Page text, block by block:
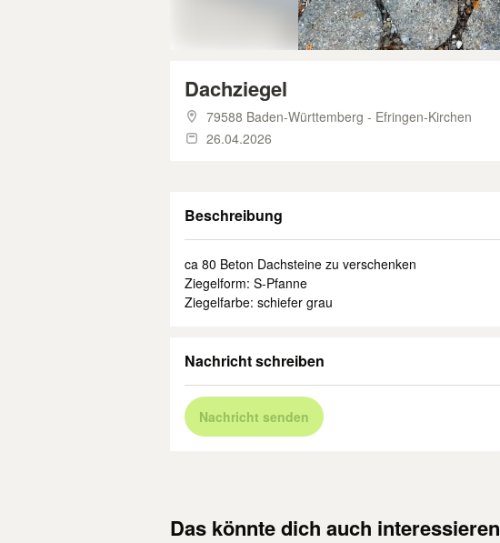
Dachziegel
79588 Baden-Württemberg - Efringen-Kirchen
26.04.2026
Beschreibung
ca 80 Beton Dachsteine zu verschenken
Ziegelform: S-Pfanne
Ziegelfarbe: schiefer grau
Nachricht schreiben
Nachricht senden
Das könnte dich auch interessieren